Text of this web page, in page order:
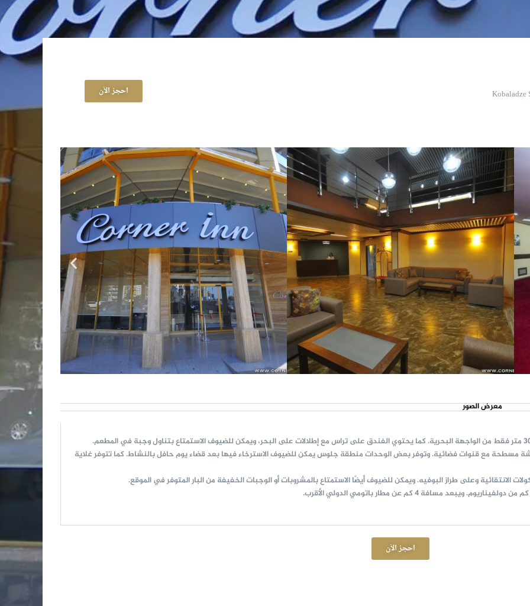
Kobaladze احجز الآن
معرض الصور
مسطحة مع قنوات فضائية. وتوفر بعض الوحدات منطقة جلوس يمكن للضيوف الاسترخاء فيها بعد قضاء يوم حافل بالنشاط. كما تتوفر غلاية
وعلى طراز البوفيه. ويمكن للضيوف أيضًا الاستمتاع بالمشروبات أو الوجبات الخفيفة من البار المتوفر في الموقع.
احجز الآن